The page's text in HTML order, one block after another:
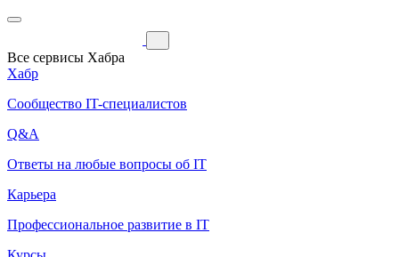
Все сервисы Хабра
Хабр
Сообщество IT-специалистов
Q&A
Ответы на любые вопросы об IT
Карьера
Профессиональное развитие в IT